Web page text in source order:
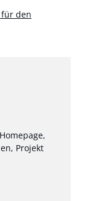
den
Projekt